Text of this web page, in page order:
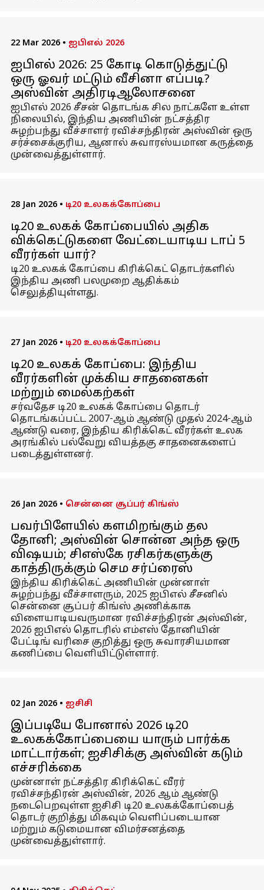
22 Mar 2026 • ஐபிஎல் 2026
ஐபிஎல் 2026: 25 கோடி கொடுத்துட்டு
ஒரு ஓவர் மட்டும் வீசினா எப்படி?
அஸ்வின் அதிரடிஆலோசனை
ஐபிஎல் 2026 சீசன் தொடங்க சில நாட்களே உள்ள
நிலையில், இந்திய அணியின் நட்சத்திர
சுழற்பந்து வீச்சாளர் ரவிச்சந்திரன் அஸ்வின் ஒரு
சர்ச்சைக்குரிய, ஆனால் சுவாரஸ்யமான கருத்தை
முன்வைத்துள்ளார்.
28 Jan 2026 • டி20 உலகக்கோப்பை
டி20 உலகக் கோப்பையில் அதிக
விக்கெட்டுகளை வேட்டையாடிய டாப் 5
வீரர்கள் யார்?
டி20 உலகக் கோப்பை கிரிக்கெட் தொடர்களில்
இந்திய அணி பலமுறை ஆதிக்கம்
செலுத்தியுள்ளது.
27 Jan 2026 • டி20 உலகக்கோப்பை
டி20 உலகக் கோப்பை: இந்திய
வீரர்களின் முக்கிய சாதனைகள்
மற்றும் மைல்கற்கள்
சர்வதேச டி20 உலகக் கோப்பை தொடர்
தொடங்கப்பட்ட 2007-ஆம் ஆண்டு முதல் 2024-ஆம்
ஆண்டு வரை, இந்திய கிரிக்கெட் வீரர்கள் உலக
அரங்கில் பல்வேறு வியத்தகு சாதனைகளைப்
படைத்துள்ளனர்.
26 Jan 2026 • சென்னை சூப்பர் கிங்ஸ்
பவர்பிளேயில் களமிறங்கும் தல
தோனி; அஸ்வின் சொன்ன அந்த ஒரு
விஷயம்; சிஎஸ்கே ரசிகர்களுக்கு
காத்திருக்கும் செம சர்ப்ரைஸ்
இந்திய கிரிக்கெட் அணியின் முன்னாள்
சுழற்பந்து வீச்சாளரும், 2025 ஐபிஎல் சீசனில்
சென்னை சூப்பர் கிங்ஸ் அணிக்காக
விளையாடியவருமான ரவிச்சந்திரன் அஸ்வின்,
2026 ஐபிஎல் தொடரில் எம்எஸ் தோனியின்
பேட்டிங் வரிசை குறித்து ஒரு சுவாரசியமான
கணிப்பை வெளியிட்டுள்ளார்.
02 Jan 2026 • ஐசிசி
இப்படியே போனால் 2026 டி20
உலகக்கோப்பையை யாரும் பார்க்க
மாட்டார்கள்; ஐசிசிக்கு அஸ்வின் கடும்
எச்சரிக்கை
முன்னாள் நட்சத்திர கிரிக்கெட் வீரர்
ரவிச்சந்திரன் அஸ்வின், 2026 ஆம் ஆண்டு
நடைபெறவுள்ள ஐசிசி டி20 உலகக்கோப்பைத்
தொடர் குறித்து மிகவும் வெளிப்படையான
மற்றும் கடுமையான விமர்சனத்தை
முன்வைத்துள்ளார்.